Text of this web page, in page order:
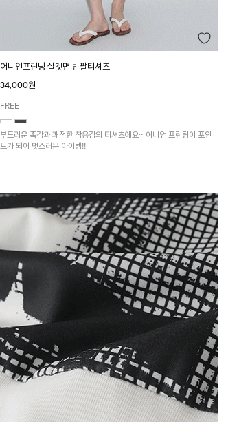
어니언프린팅 실켓면 반팔티셔츠
34,000원
FREE
부드러운 촉감과 쾌적한 착용감의 티셔츠에요~ 어니언 프린팅이 포인
트가 되어 멋스러운 아이템!!